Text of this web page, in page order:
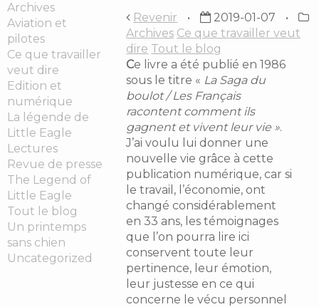
Archives
Aviation et
pilotes
Ce que travailler
veut dire
Edition et
numérique
La légende de
Little Eagle
Lectures
Revue de presse
The Legend of
Little Eagle
Tout le blog
Un printemps
sans chien
Uncategorized
Revenir
2019-01-07
Archives Ce que travailler veut
dire Tout le blog
Ce livre a été publié en 1986
sous le titre « La Saga du
boulot / Les Français
racontent comment ils
gagnent et vivent leur vie ».
J’ai voulu lui donner une
nouvelle vie grâce à cette
publication numérique, car si
le travail, l’économie, ont
changé considérablement
en 33 ans, les témoignages
que l’on pourra lire ici
conservent toute leur
pertinence, leur émotion,
leur justesse en ce qui
concerne le vécu personnel